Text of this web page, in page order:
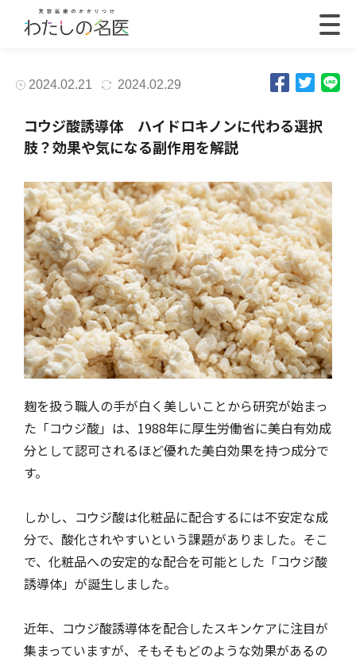
2024.02.21 2024.02.29
コウジ酸誘導体 ハイドロキノンに代わる選択
肢？効果や気になる副作用を解説
麹を扱う職人の手が白く美しいことから研究が始まっ
た「コウジ酸」は、1988年に厚生労働省に美白有効成
分として認可されるほど優れた美白効果を持つ成分で
す。
しかし、コウジ酸は化粧品に配合するには不安定な成
分で、酸化されやすいという課題がありました。そこ
で、化粧品への安定的な配合を可能とした「コウジ酸
誘導体」が誕生しました。
近年、コウジ酸誘導体を配合したスキンケアに注目が
集まっていますが、そもそもどのような効果があるの